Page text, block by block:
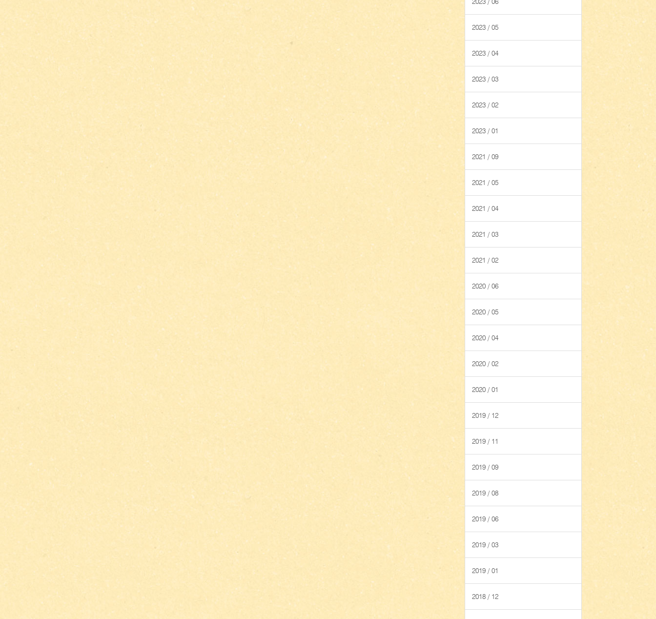
2023 / 05
2023 / 04
2023 / 03
2023 / 02
2023 / 01
2021 / 09
2021 / 05
2021 / 04
2021 / 03
2021 / 02
2020 / 06
2020 / 05
2020 / 04
2020 / 02
2020 / 01
2019 / 12
2019 / 11
2019 / 09
2019 / 08
2019 / 06
2019 / 03
2019 / 01
2018 / 12